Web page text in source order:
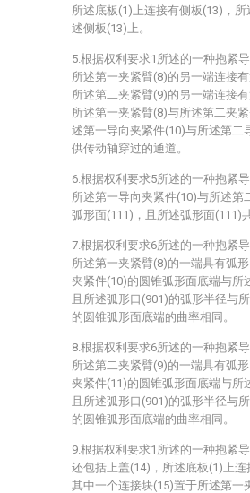
所述底板(1)上连接有侧板(13)，
述侧板(13)上。
5.根据权利要求1所述的一种抱紧
所述第一夹紧臂(8)的另一端连接
所述第二夹紧臂(9)的另一端连接
所述第一夹紧臂(8)与所述第二夹
述第一导向夹紧件(10)与所述第二
供传动轴穿过的通道。
6.根据权利要求5所述的一种抱紧
所述第一导向夹紧件(10)与所述第
弧形面(111)，且所述弧形面(111)
7.根据权利要求6所述的一种抱紧
所述第一夹紧臂(8)的一端具有弧
夹紧件(10)的圆锥弧形面底端与所
且所述弧形口(901)的弧形半径与
的圆锥弧形面底端的曲率相同。
8.根据权利要求6所述的一种抱紧
所述第二夹紧臂(9)的一端具有弧
夹紧件(11)的圆锥弧形面底端与所
且所述弧形口(901)的弧形半径与
的圆锥弧形面底端的曲率相同。
9.根据权利要求1所述的一种抱紧
还包括上盖(14)，所述底板(1)上连
其中一个连接块(15)置于所述第一